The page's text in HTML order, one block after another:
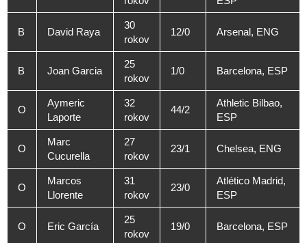
B David Raya
30
rokov
12/0 Arsenal, ENG
B Joan Garcia
25
rokov
1/0 Barcelona, ESP
O
Aymeric
Laporte
32
rokov
44/2
Athletic Bilbao,
ESP
O
Marc
Cucurella
27
rokov
23/1 Chelsea, ENG
O
Marcos
Llorente
31
rokov
23/0
Atlético Madrid,
ESP
O Eric García
25
rokov
19/0 Barcelona, ESP